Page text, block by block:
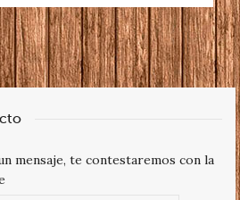
mensaje, te contestaremos con la